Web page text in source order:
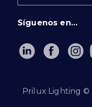
Síguenos en…
Prilux Lighting ©